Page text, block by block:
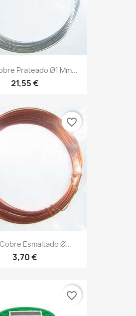
Prateado Ø1 Mm...
21,55 €
Esmaltado Ø...
3,70 €
favorite_border
favorite_border